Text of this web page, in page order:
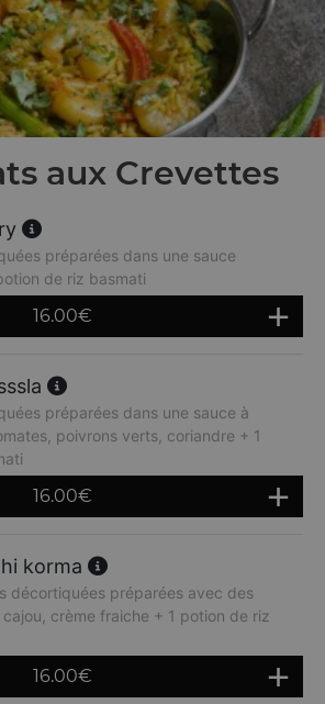
aux Crevettes
préparées dans une sauce
de riz basmati
16.00€
préparées dans une sauce à
poivrons verts, coriandre + 1
16.00€
korma
décortiquées préparées avec des
crème fraiche + 1 potion de riz
16.00€